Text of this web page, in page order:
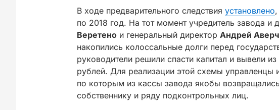
В ходе предварительного следствия установлено
по 2018 год. На тот момент учредитель завода и
Веретено и генеральный директор Андрей
накопились колоссальные долги перед
руководители решили спасти капитал и вывели
рублей. Для реализации этой схемы управленцы
по которым из кассы завода якобы
собственнику и ряду подконтрольных лиц.